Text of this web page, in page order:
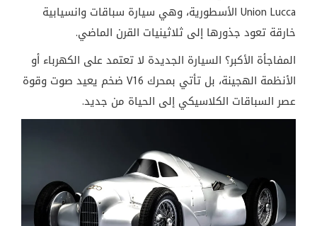
Union Lucca الأسطورية، وهي سيارة سباقات وانسيابية
خارقة تعود جذورها إلى ثلاثينيات القرن الماضي.
المفاجأة الأكبر؟ السيارة الجديدة لا تعتمد على الكهرباء أو
الأنظمة الهجينة، بل تأتي بمحرك V16 ضخم يعيد صوت وقوة
عصر السباقات الكلاسيكي إلى الحياة من جديد.